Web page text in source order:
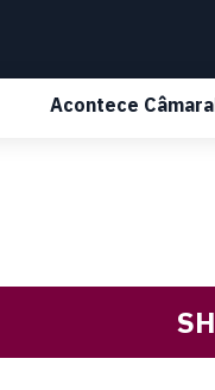
Acontece Câmara